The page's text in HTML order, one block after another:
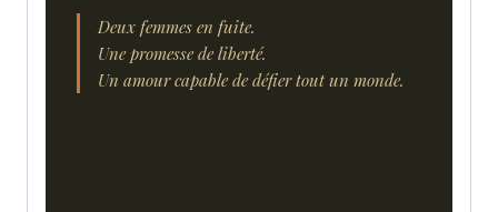
Deux femmes en fuite.
Une promesse de liberté.
Un amour capable de défier tout un monde.